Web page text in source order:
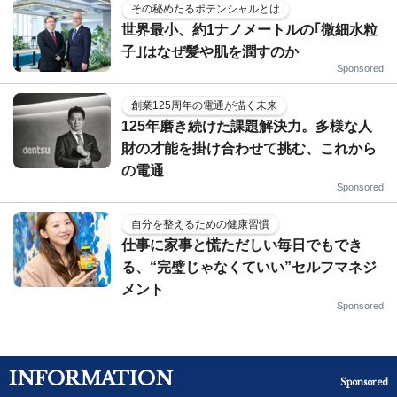
その秘めたるポテンシャルとは
世界最小、約1ナノメートルの｢微細水粒
子｣はなぜ髪や肌を潤すのか
Sponsored
創業125周年の電通が描く未来
125年磨き続けた課題解決力。多様な人
財の才能を掛け合わせて挑む、これから
の電通
Sponsored
自分を整えるための健康習慣
仕事に家事と慌ただしい毎日でもでき
る、“完璧じゃなくていい”セルフマネジ
メント
Sponsored
INFORMATION Sponsored